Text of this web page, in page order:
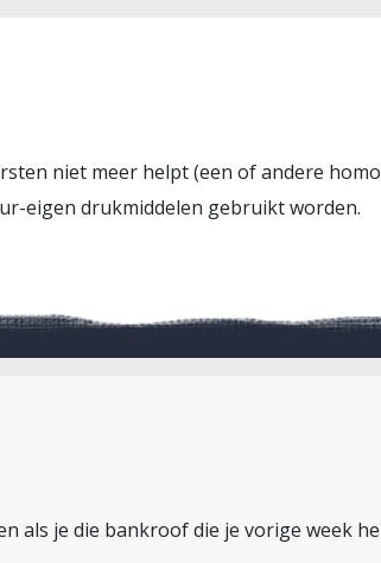
niet meer helpt (een of andere
eigen drukmiddelen gebruikt worden.
als je die bankroof die je vorige week